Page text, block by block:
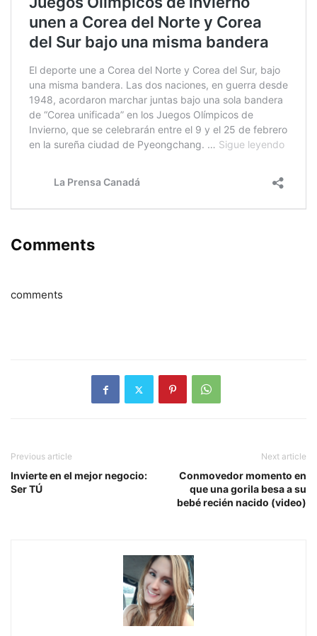
Comments
comments
Previous article
Invierte en el mejor negocio:
Ser TÚ
Next article
Conmovedor momento en
que una gorila besa a su
bebé recién nacido (video)